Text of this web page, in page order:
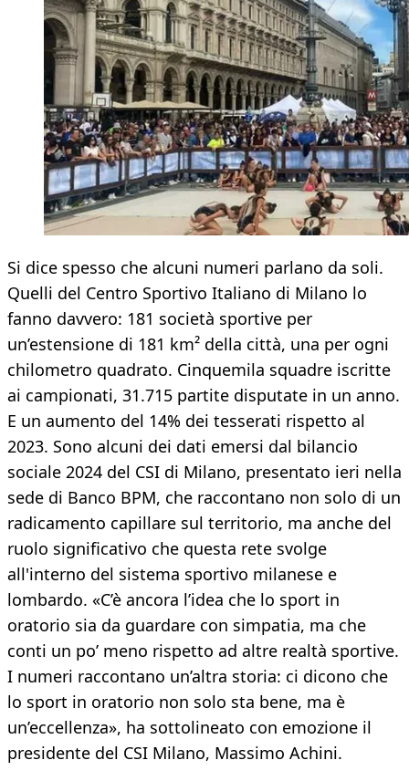
Si dice spesso che alcuni numeri parlano da soli.
Quelli del Centro Sportivo Italiano di Milano lo
fanno davvero: 181 società sportive per
un’estensione di 181 km² della città, una per ogni
chilometro quadrato. Cinquemila squadre iscritte
ai campionati, 31.715 partite disputate in un anno.
E un aumento del 14% dei tesserati rispetto al
2023. Sono alcuni dei dati emersi dal bilancio
sociale 2024 del CSI di Milano, presentato ieri nella
sede di Banco BPM, che raccontano non solo di un
radicamento capillare sul territorio, ma anche del
ruolo significativo che questa rete svolge
all'interno del sistema sportivo milanese e
lombardo. «C’è ancora l’idea che lo sport in
oratorio sia da guardare con simpatia, ma che
conti un po’ meno rispetto ad altre realtà sportive.
I numeri raccontano un’altra storia: ci dicono che
lo sport in oratorio non solo sta bene, ma è
un’eccellenza», ha sottolineato con emozione il
presidente del CSI Milano, Massimo Achini.